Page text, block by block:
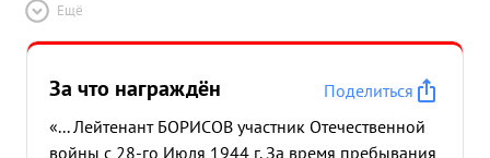
Ещё
За что награждён
Поделиться
«... Лейтенант БОРИСОВ участник Отечественной
войны с 28-го Июля 1944 г. За время пребывания